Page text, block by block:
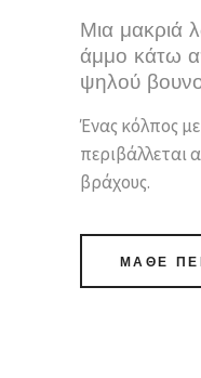
Μια μακριά
άμμο κάτω
ψηλού
Ένας κόλπος
περιβάλλεται
βράχους.
ΜΑΘΕ